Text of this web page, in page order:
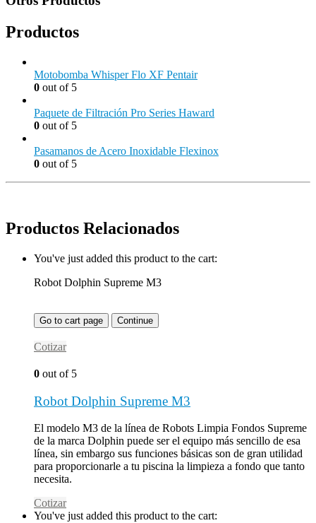
Productos
Motobomba Whisper Flo XF Pentair
0 out of 5
Paquete de Filtración Pro Series Haward
0 out of 5
Pasamanos de Acero Inoxidable Flexinox
0 out of 5
Productos Relacionados
You've just added this product to the cart:
Robot Dolphin Supreme M3
Go to cart page Continue
Cotizar
0 out of 5
Robot Dolphin Supreme M3
El modelo M3 de la línea de Robots Limpia Fondos Supreme
de la marca Dolphin puede ser el equipo más sencillo de esa
línea, sin embargo sus funciones básicas son de gran utilidad
para proporcionarle a tu piscina la limpieza a fondo que tanto
necesita.
Cotizar
You've just added this product to the cart: